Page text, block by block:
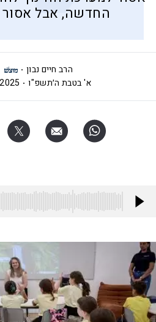
החדשה, אבל אסור
הרב חיים נבון
א' בטבת ה׳תשפ"ו
| 05:36